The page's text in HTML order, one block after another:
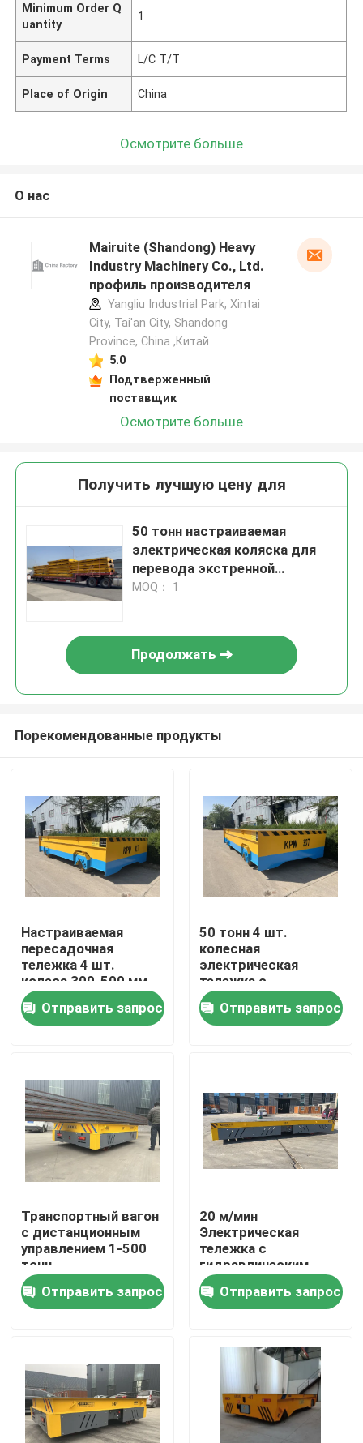
Дом
Продукты
О нас
Путешествие фабрики
Проверка качества
Свяжитесь мы
электрическая тележка передачи
Тележка переноса AGV
Minimum Order Q
uantity
1
Payment Terms L/C T/T
Place of Origin China
Осмотрите больше
О нас
Mairuite (Shandong) Heavy
Industry Machinery Co., Ltd.
профиль производителя
Yangliu Industrial Park, Xintai
City, Tai'an City, Shandong
Province, China ,Китай
5.0
Подтверженный
поставщик
Осмотрите больше
Получить лучшую цену для
50 тонн настраиваемая
электрическая коляска для
перевода экстренной
остановки
MOQ： 1
Продолжать
Порекомендованные продукты
Настраиваемая
пересадочная
тележка 4 шт.
колеса 300-500 мм
Диаметр колеса
Отправить запрос
50 тонн 4 шт.
колесная
электрическая
тележка с
предупреждающей
сигнализацией и
остановкой
Отправить запрос
Транспортный вагон
с дистанционным
управлением 1-500
тонн
Отправить запрос
20 м/мин
Электрическая
тележка с
гидравлическим
управлением
Отправить запрос